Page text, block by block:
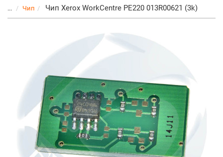
... Чип Чип Xerox WorkCentre PE220 013R00621 (3k)